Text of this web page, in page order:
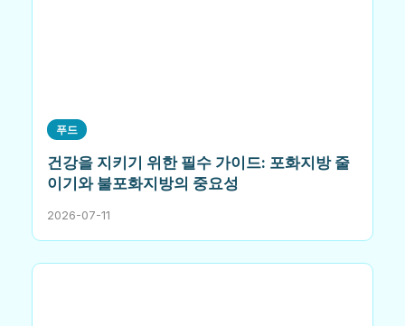
푸드
건강을 지키기 위한 필수 가이드: 포화지방 줄
이기와 불포화지방의 중요성
2026-07-11